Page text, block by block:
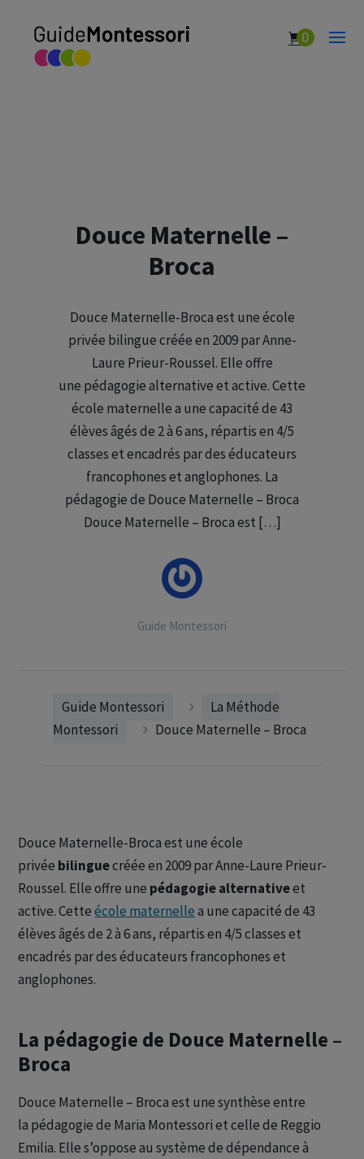
0
Douce Maternelle –
Broca
Douce Maternelle-Broca est une école
privée bilingue créée en 2009 par Anne-
Laure Prieur-Roussel. Elle offre
une pédagogie alternative et active. Cette
école maternelle a une capacité de 43
élèves âgés de 2 à 6 ans, répartis en 4/5
classes et encadrés par des éducateurs
francophones et anglophones. La
pédagogie de Douce Maternelle – Broca
Douce Maternelle – Broca est […]
Guide Montessori
Guide Montessori
La Méthode
Montessori
Douce Maternelle – Broca
Douce Maternelle-Broca est une école
privée bilinguecréée en 2009 par Anne-Laure Prieur-
Roussel. Elle offre une pédagogie alternativeet
active. Cetteécole maternellea une capacité de 43
élèves âgés de 2 à 6 ans, répartis en 4/5 classes et
encadrés par des éducateurs francophones et
anglophones.
La pédagogie de Douce Maternelle –
Broca
Douce Maternelle – Broca est une synthèse entre
la pédagogie de Maria Montessori et celle de Reggio
Emilia. Elle s’oppose au système de dépendance à